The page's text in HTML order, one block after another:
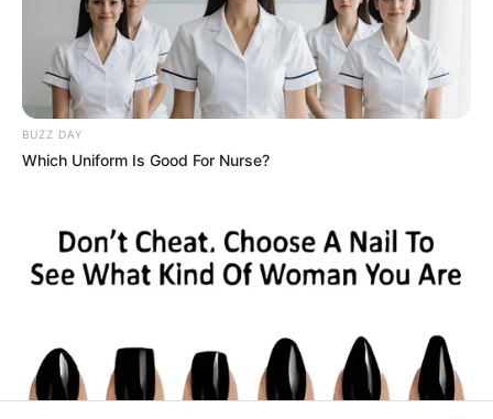
Pintura em Tecido
Sabonete artesanal
Artesanato com Garrafa Pet
Treinamento e Marketing Digital Av. Cristiano Machado, 2940 -
sala 602 - União - Belo Horizonte / MG
BUZZ DAY
Which Uniform Is Good For Nurse?